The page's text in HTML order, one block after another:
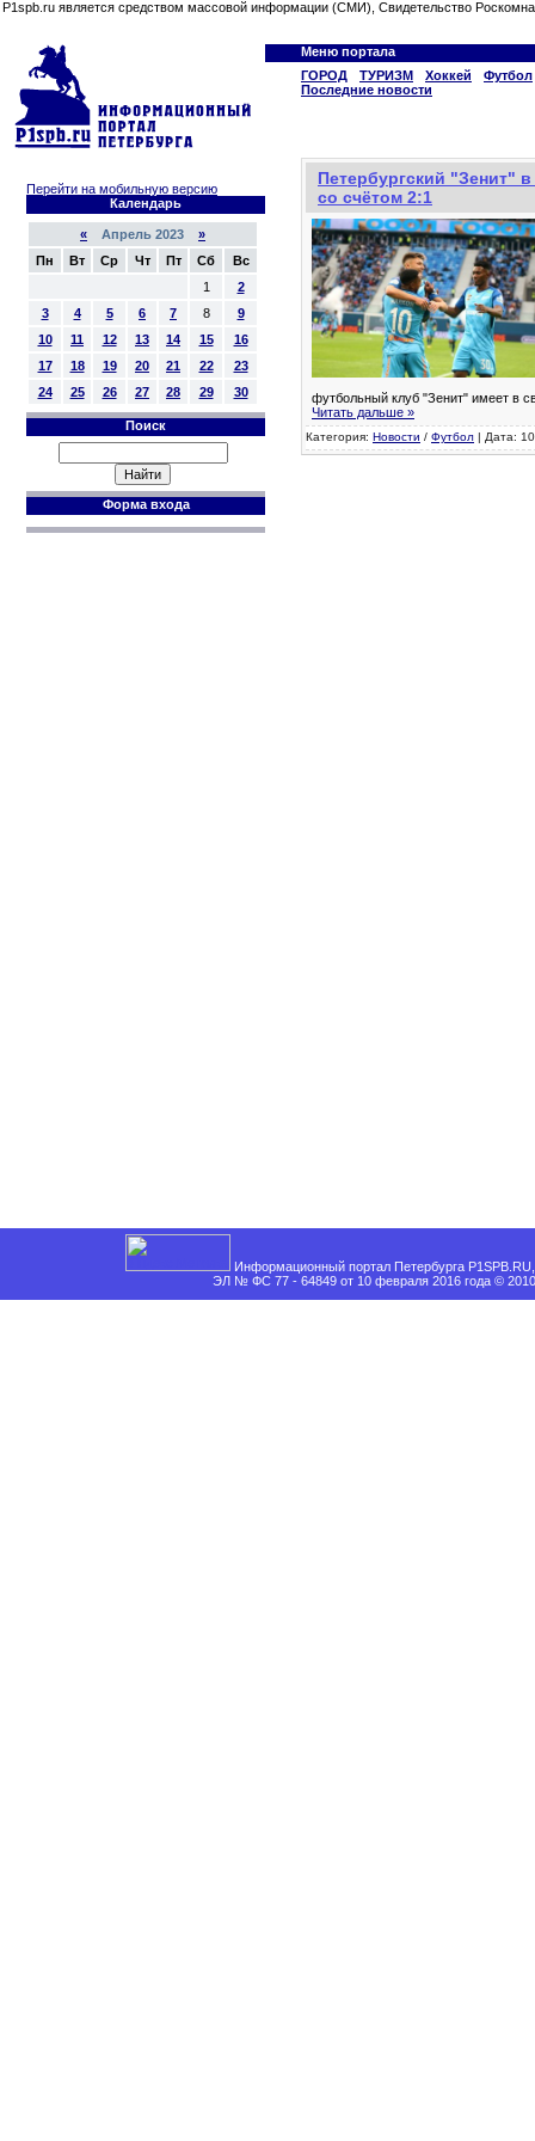
P1spb.ru является средством массовой информации (СМИ), Свидетельство
Меню портала
ГОРОД
ТУРИЗМ Хоккей
Футбол
Последние новости
Перейти на мобильную версию
Календарь
« Апрель 2023 »
Пн
Вт Ср Чт Пт Сб
Вс
1
2
3
4 5 6 7 8
9
10
11 12 13 14 15
16
17
18 19 20 21 22
23
24
25 26 27 28 29 30
Поиск
Форма входа
Петербургский "Зенит"
со счётом 2:1
футбольный клуб "Зенит" имеет в
Читать дальше »
Категория: Новости / Футбол | Дата:
Информационный портал Петербурга
ЭЛ № ФС 77 - 64849 от 10 февраля 2016 года ©